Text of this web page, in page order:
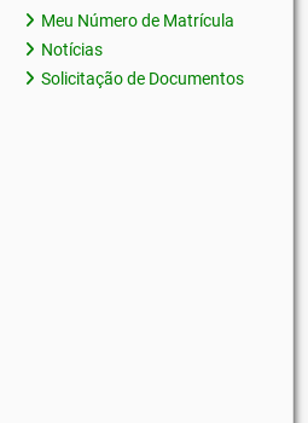
Meu Número de Matrícula
Notícias
Solicitação de Documentos